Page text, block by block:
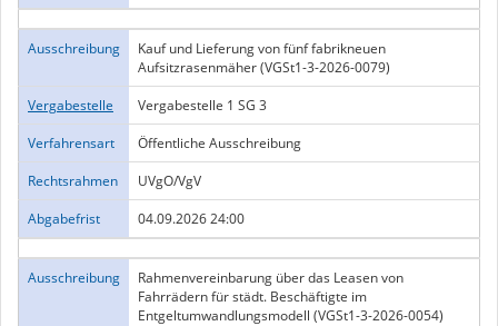
Ausschreibung
Kauf und Lieferung von fünf fabrikneuen
Aufsitzrasenmäher (VGSt1-3-2026-0079)
Vergabestelle
Vergabestelle 1 SG 3
Verfahrensart
Öffentliche Ausschreibung
Rechtsrahmen
UVgO/VgV
Abgabefrist
04.09.2026 24:00
Ausschreibung
Rahmenvereinbarung über das Leasen von
Fahrrädern für städt. Beschäftigte im
Entgeltumwandlungsmodell (VGSt1-3-2026-0054)